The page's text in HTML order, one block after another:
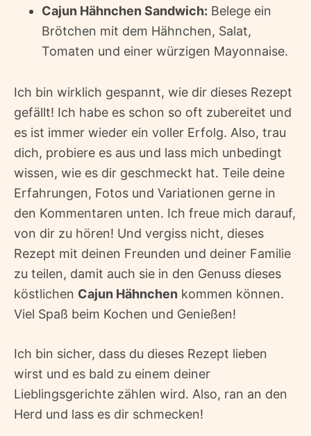
Cajun Hähnchen Sandwich: Belege ein
Brötchen mit dem Hähnchen, Salat,
Tomaten und einer würzigen Mayonnaise.
Ich bin wirklich gespannt, wie dir dieses Rezept
gefällt! Ich habe es schon so oft zubereitet und
es ist immer wieder ein voller Erfolg. Also, trau
dich, probiere es aus und lass mich unbedingt
wissen, wie es dir geschmeckt hat. Teile deine
Erfahrungen, Fotos und Variationen gerne in
den Kommentaren unten. Ich freue mich darauf,
von dir zu hören! Und vergiss nicht, dieses
Rezept mit deinen Freunden und deiner Familie
zu teilen, damit auch sie in den Genuss dieses
köstlichen Cajun Hähnchen kommen können.
Viel Spaß beim Kochen und Genießen!
Ich bin sicher, dass du dieses Rezept lieben
wirst und es bald zu einem deiner
Lieblingsgerichte zählen wird. Also, ran an den
Herd und lass es dir schmecken!